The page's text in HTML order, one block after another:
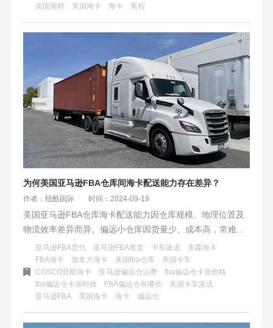
美国尾程
美国海卡 海卡 尾程
为何美国亚马逊FBA仓库间海卡配送能力存在差异？
作者：纽酷国际 时间：2024-09-19
美国亚马逊FBA仓库海卡配送能力因仓库规模、地理位置及
物流效率差异而异。偏远小仓库因货量少、成本高，常难以
支持海卡服务，影响时效。卖家需提前规划，备选多渠道物
流方案，并与服务商紧密沟通，优化库存管理，以应对不同
仓库的物流挑战。
亚马逊FBA货代 亚马逊FBA发货 卡车派送
美森海卡
FBA海卡
加拿大海卡 美国fba仓库
美国卡车
COSCO普船海卡
亚马逊偏远仓运费
fba偏远仓卡派价格
fba偏远仓卡派时效
FBA偏远仓有哪些
美国卡车派送
​亚马逊FBA
美国海卡 海卡 偏远仓